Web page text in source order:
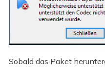
Sobald das Paket